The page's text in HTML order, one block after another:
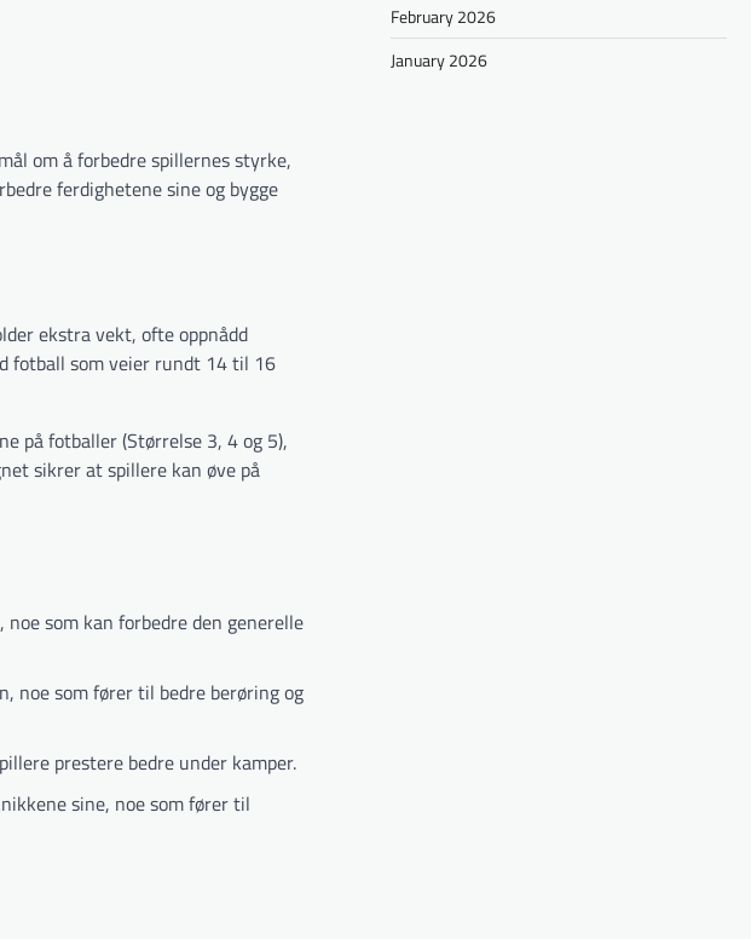
om å forbedre spillernes styrke,
ferdighetene sine og bygge
ekstra vekt, ofte oppnådd
fotball som veier rundt 14 til 16
på fotballer (Størrelse 3, 4 og 5),
sikrer at spillere kan øve på
som kan forbedre den generelle
noe som fører til bedre berøring og
prestere bedre under kamper.
sine, noe som fører til
February 2026
January 2026